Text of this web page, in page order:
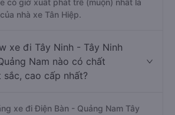
có giờ xuất phát trễ (muộn) nhất là
nhà xe Tân Hiệp.
xe đi Tây Ninh - Tây Ninh
Nam nào có chất
cao cấp nhất?
xe đi Điện Bàn - Quảng Nam Tây